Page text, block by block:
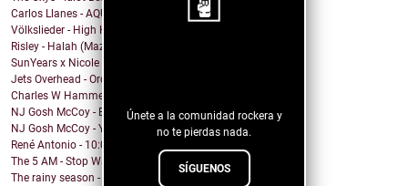
Únete a la comunidad rockera y
no te pierdas nada.
SÍGUENOS
Carlos Llanes - AQUI CONTIGO
Völkslieder - High Horse
Risley - Halah (Mazzy Star Cover)
SunYears x Nicole Atkins - The Body
Jets Overhead - Ordinary Dreamers
Charles W Hammell Jr – Dragonfly
NJ Gosh McCoy - Breakfast (Remix by NJ Gosh McCoy)
NJ Gosh McCoy - You're My Girl But You're My Man (...
René Antonio - 10:00 PM
The 5 AM - Stop Wait A Minute
The rainy season - In This Moment